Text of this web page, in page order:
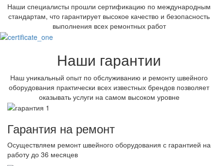
Наши специалисты прошли сертификацию по международным
стандартам, что гарантирует высокое качество и безопасность
выполнения всех ремонтных работ
Наши гарантии
Наш уникальный опыт по обслуживанию и ремонту швейного
оборудования практически всех известных брендов позволяет
оказывать услуги на самом высоком уровне
Гарантия на ремонт
Осуществляем ремонт швейного оборудования с гарантией на
работу до 36 месяцев